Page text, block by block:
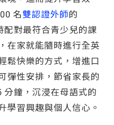
名雙認證外師的
對最符合青少兒的課
在家就能隨時進行全英
鬆快樂的方式，增進口
彈性安排，節省家長的
分鐘，沉浸在母語式的
學習興趣與個人信心。